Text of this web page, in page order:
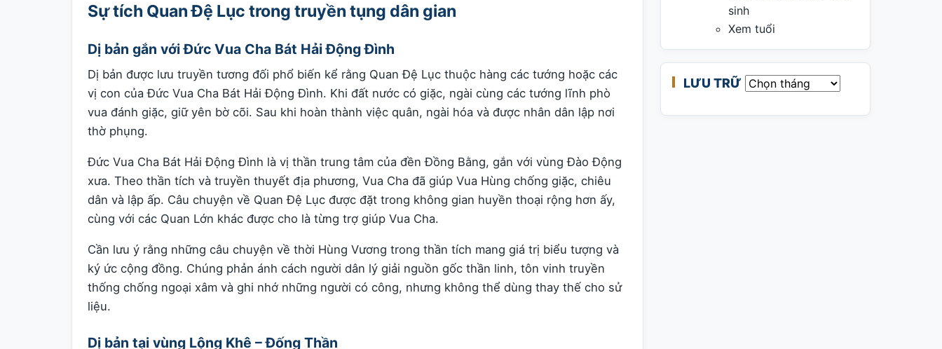
Sự tích Quan Đệ Lục trong truyền tụng dân gian
Dị bản gắn với Đức Vua Cha Bát Hải Động Đình
Dị bản được lưu truyền tương đối phổ biến kể rằng Quan Đệ Lục thuộc hàng các tướng hoặc các
vị con của Đức Vua Cha Bát Hải Động Đình. Khi đất nước có giặc, ngài cùng các tướng lĩnh phò
vua đánh giặc, giữ yên bờ cõi. Sau khi hoàn thành việc quân, ngài hóa và được nhân dân lập nơi
thờ phụng.
Đức Vua Cha Bát Hải Động Đình là vị thần trung tâm của đền Đồng Bằng, gắn với vùng Đào Động
xưa. Theo thần tích và truyền thuyết địa phương, Vua Cha đã giúp Vua Hùng chống giặc, chiêu
dân và lập ấp. Câu chuyện về Quan Đệ Lục được đặt trong không gian huyền thoại rộng hơn ấy,
cùng với các Quan Lớn khác được cho là từng trợ giúp Vua Cha.
Cần lưu ý rằng những câu chuyện về thời Hùng Vương trong thần tích mang giá trị biểu tượng và
ký ức cộng đồng. Chúng phản ánh cách người dân lý giải nguồn gốc thần linh, tôn vinh truyền
thống chống ngoại xâm và ghi nhớ những người có công, nhưng không thể dùng thay thế cho sử
liệu.
Dị bản tại vùng Lộng Khê – Đống Thần
sinh
Xem tuổi
LƯU TRỮ Lưu trữ